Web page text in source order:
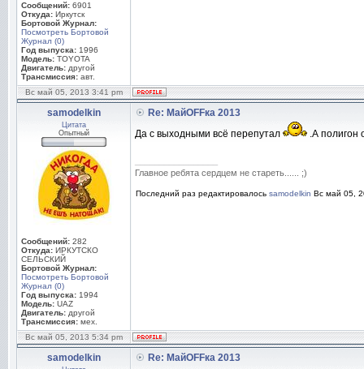
Сообщений: 6901
Откуда: Иркутск
Бортовой Журнал:
Посмотреть Бортовой
Журнал (0)
Год выпуска: 1996
Модель: TOYOTA
Двигатель: другой
Трансмиссия: авт.
Вс май 05, 2013 3:41 pm
samodelkin
Цитата
Опытный
Сообщений: 282
Откуда: ИРКУТСКО
СЕЛЬСКИЙ
Бортовой Журнал:
Посмотреть Бортовой
Журнал (0)
Год выпуска: 1994
Модель: UAZ
Двигатель: другой
Трансмиссия: мех.
Re: МайOFFка 2013
Да с выходными всё перепутал
.А полигон
Главное ребята сердцем не стареть...... ;)
Последний раз редактировалось samodelkin Вс май 05,
Вс май 05, 2013 5:34 pm
samodelkin Re: МайOFFка 2013